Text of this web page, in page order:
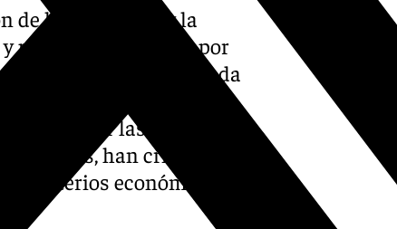
de la ocupación y la
poner fin a la lucha por
porque en Granada
a la clase
y limitar las plazas
Además, han criticado
a criterios económico y